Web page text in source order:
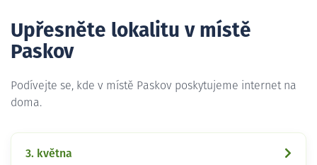
Upřesněte lokalitu v místě
Paskov
Podívejte se, kde v místě Paskov poskytujeme internet na
doma.
3. května